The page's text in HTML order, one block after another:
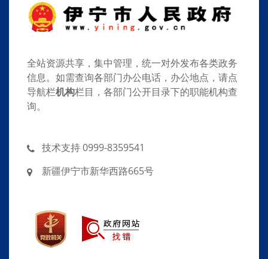
全站资源共享，集中管理，统一对外发布各类政务
信息。如需查询各部门办公电话，办公地点，请点
导航栏机构栏目，各部门公开目录下的职能机构查
询。
技术支持 0999-8359541
新疆伊宁市新华西路665号